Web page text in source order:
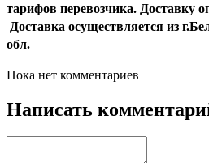
тарифов перевозчика. Доставку
Доставка осуществляется из
обл.
Пока нет комментариев
Написать